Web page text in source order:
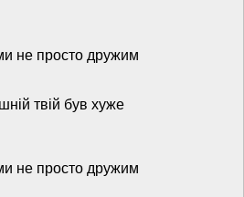
не просто дружим
твій був хуже
не просто дружим